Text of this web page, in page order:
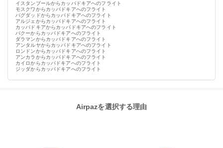
イスタンブールからカッパドキアへのフライト
モスクワからカッパドキアへのフライト
バグダッドからカッパドキアへのフライト
アルジェからカッパドキアへのフライト
カッパドキアからカッパドキアへのフライト
バクーからカッパドキアへのフライト
ダラマンからカッパドキアへのフライト
アンタルヤからカッパドキアへのフライト
ロンドンからカッパドキアへのフライト
アンカラからカッパドキアへのフライト
カイロからカッパドキアへのフライト
ジッダからカッパドキアへのフライト
Airpazを選択する理由